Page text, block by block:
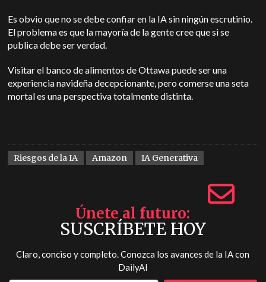
Es obvio que no se debe confiar en la IA sin ningún escrutinio.
El problema es que la mayoría de la gente cree que si se
publica debe ser verdad.
Visitar el banco de alimentos de Ottawa puede ser una
experiencia navideña decepcionante, pero comerse una seta
mortal es una perspectiva totalmente distinta.
Riesgos de la IA Amazon IA Generativa
Únete al futuro
SUSCRÍBETE HOY
Claro, conciso y completo. Conozca los avances de la IA con
DailyAI